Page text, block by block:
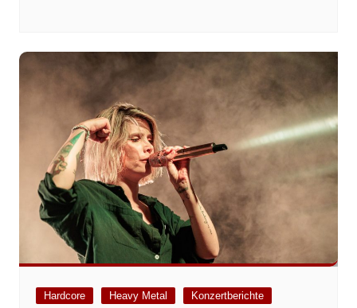
Hardcore Heavy Metal Konzertberichte